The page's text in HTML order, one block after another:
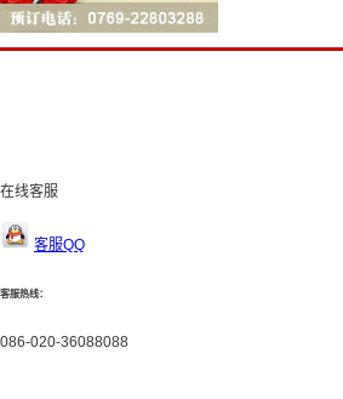
在线客服
客服QQ
客服热线：
086-020-36088088